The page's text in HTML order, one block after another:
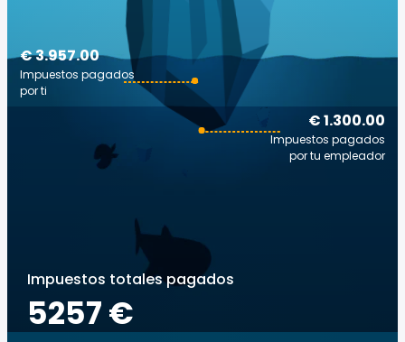
€ 1.300.00
Impuestos pagados
por tu empleador
€ 3.957.00
Impuestos pagados
por ti
Impuestos totales pagados
5257 €